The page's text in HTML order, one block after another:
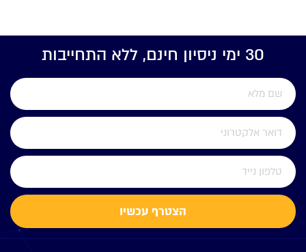
30 ימי ניסיון חינם, ללא התחייבות
הצטרף עכשיו